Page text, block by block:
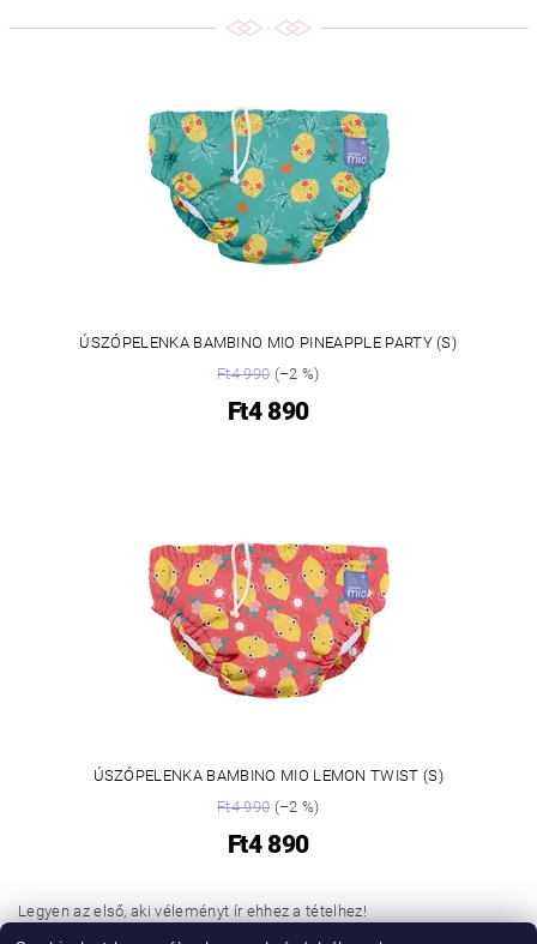
ÚSZÓPELENKA BAMBINO MIO PINEAPPLE PARTY (S)
Ft4 990(–2 %)
Ft4 890
ÚSZÓPELENKA BAMBINO MIO LEMON TWIST (S)
Ft4 990(–2 %)
Ft4 890
Legyen az első, aki véleményt ír ehhez a tételhez!